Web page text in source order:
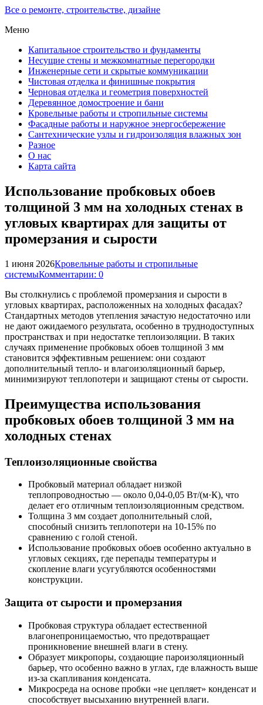
Все о ремонте, строительстве, дизайне
Меню
Капитальное строительство и фундаменты
Несущие стены и межкомнатные перегородки
Инженерные сети и скрытые коммуникации
Чистовая отделка и финишные покрытия
Черновая отделка и геометрия поверхностей
Деревянное домостроение и бани
Кровельные работы и стропильные системы
Фасадные работы и наружное энергосбережение
Сантехнические узлы и гидроизоляция влажных зон
Разное
О нас
Карта сайта
Использование пробковых обоев
толщиной 3 мм на холодных стенах в
угловых квартирах для защиты от
промерзания и сырости
1 июня 2026Кровельные работы и стропильные
системыКомментарии: 0
Вы столкнулись с проблемой промерзания и сырости в
угловых квартирах, расположенных на холодных фасадах?
Стандартных методов утепления зачастую недостаточно или
не дают ожидаемого результата, особенно в труднодоступных
пространствах и при недостатке теплоизоляции. В таких
случаях применение пробковых обоев толщиной 3 мм
становится эффективным решением: они создают
дополнительный тепло- и влагоизоляционный барьер,
минимизируют теплопотери и защищают стены от сырости.
Преимущества использования
пробковых обоев толщиной 3 мм на
холодных стенах
Теплоизоляционные свойства
Пробковый материал обладает низкой
теплопроводностью — около 0,04-0,05 Вт/(м·К), что
делает его отличным теплоизоляционным средством.
Толщина 3 мм создает дополнительный слой,
способный снизить теплопотери на 10-15% по
сравнению с голой стеной.
Использование пробковых обоев особенно актуально в
угловых секциях, где перепады температуры и
скопление влаги усугубляются особенностями
конструкции.
Защита от сырости и промерзания
Пробковая структура обладает естественной
влагонепроницаемостью, что предотвращает
проникновение внешней влаги в стену.
Образует микропоры, создающие пароизоляционный
барьер, что особенно важно в углах, где влажность выше
из-за скапливания конденсата.
Микросреда на основе пробки «не цепляет» конденсат и
способствует высыханию внутренней влаги.